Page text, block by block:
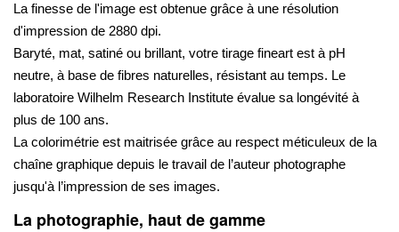
La finesse de l'image est obtenue grâce à une résolution
d'impression de 2880 dpi.
Baryté, mat, satiné ou brillant, votre tirage fineart est à pH
neutre, à base de fibres naturelles, résistant au temps. Le
laboratoire Wilhelm Research Institute évalue sa longévité à
plus de 100 ans.
La colorimétrie est maitrisée grâce au respect méticuleux de la
chaîne graphique depuis le travail de l’auteur photographe
jusqu'à l’impression de ses images.
La photographie, haut de gamme